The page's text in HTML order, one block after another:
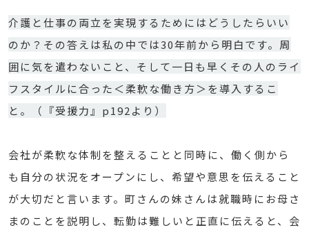
介護と仕事の両立を実現するためにはどうしたらいい
のか？その答えは私の中では30年前から明白です。周
囲に気を遣わないこと、そして一日も早くその人のライ
フスタイルに合った＜柔軟な働き方＞を導入するこ
と。（『受援力』p192より）
会社が柔軟な体制を整えることと同時に、働く側から
も自分の状況をオープンにし、希望や意思を伝えること
が大切だと言います。町さんの妹さんは就職時にお母さ
まのことを説明し、転勤は難しいと正直に伝えると、会